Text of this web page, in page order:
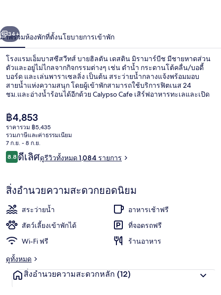
ซี
สวี
ทส์
บาย
ฮิล
ตัน
เด
มิ
รา
มาร์
บีช
า
ถัดไป
34+
ภาพรวมห้องพักที่ตั้งนโยบายการเข้าพัก
โรงแรมเอ็มบาสซีสวีทส์ บายฮิลตัน เดสติน มิรามาร์บีช มีชายหาดส่วน
ตัวและอยู่ไม่ไกลจากกิจกรรมต่างๆ เช่น ดำน้ำ กระดานโต้คลื่น/บอดี้
บอร์ด และเล่นพาราเซลลิ่ง เป็นต้น สระว่ายน้ำกลางแจ้งพร้อมมอบ
สายน้ำแห่งความสนุก โดยผู้เข้าพักสามารถใช้บริการฟิตเนส 24
ชม.และอ่างน้ำร้อนได้อีกด้วย Calypso Cafe เสิร์ฟอาหารทะเลและเปิด
สแน็คบาร์/เดลี่ให้บริการ โดยสิ่งอำนวยความสะดวกในห้องพักรวมถึง ตู้
เย็นและไมโครเวฟ นักเดินทางล้วนแล้วแต่ประทับใจพนักงานและทำเล
ใกล้ชายหาด
ราคา
ปัจจุบัน
฿4,853
฿4,853
ราคารวม ฿5,435
รวมภาษีและค่าธรรมเนียม
7 ก.ย. - 8 ก.ย.
รีวิว
8.88.8 จาก 10
ดีเลิศดูรีวิวทั้งหมด 1,084 รายการ
สิ่งอำนวยความสะดวกยอดนิยม
สระว่ายน้ำ
อาหารเช้าฟรี
สัตว์เลี้ยงเข้าพักได้
ที่จอดรถฟรี
Wi-Fi ฟรี
ร้านอาหาร
ดูทั้งหมด
สิ่งอำนวยความสะดวกหลัก (12)